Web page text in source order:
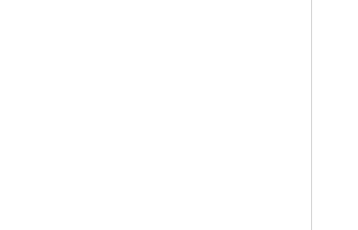
白
唱
后
莲
娘
后
莲